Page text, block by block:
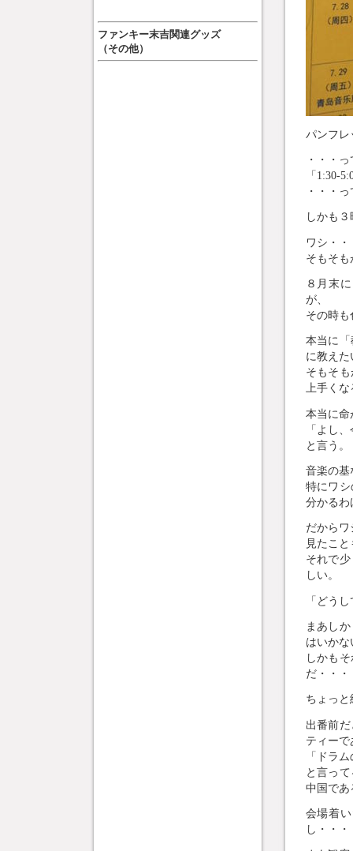
ファンキー末吉関連グッズ
（その他）
パンフレ
・・・
「1:30-
・・・
しかも
ワシ・
そもそ
８月末
が、
その時
本当に
に教えた
そもそ
上手くな
本当に命
「よし
と言う。
音楽の基
特にワ
分かるわ
だから
見たこ
それで
しい。
「どう
まあし
はいかな
しかも
だ・・・
ちょっ
出番前
ティーで
「ドラ
と言っ
中国であ
会場着
し・・・